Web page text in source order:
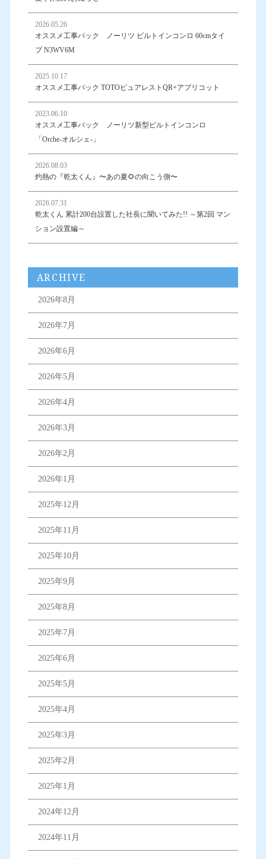
2026.05.26
オススメ工事パック ノーリツ ビルトインコンロ 60cmタイ
プ N3WV6M
2025.10.17
オススメ工事パック TOTOピュアレストQR+アプリコット
2023.06.10
オススメ工事パック ノーリツ新型ビルトインコンロ
「Orche-オルシェ-」
2026.08.03
灼熱の『乾太くん』〜あの夏🌻の向こう側〜
2026.07.31
乾太くん 累計200台設置した社長に聞いてみた!! ～第2回 マン
ション設置編～
ARCHIVE
2026年8月
2026年7月
2026年6月
2026年5月
2026年4月
2026年3月
2026年2月
2026年1月
2025年12月
2025年11月
2025年10月
2025年9月
2025年8月
2025年7月
2025年6月
2025年5月
2025年4月
2025年3月
2025年2月
2025年1月
2024年12月
2024年11月